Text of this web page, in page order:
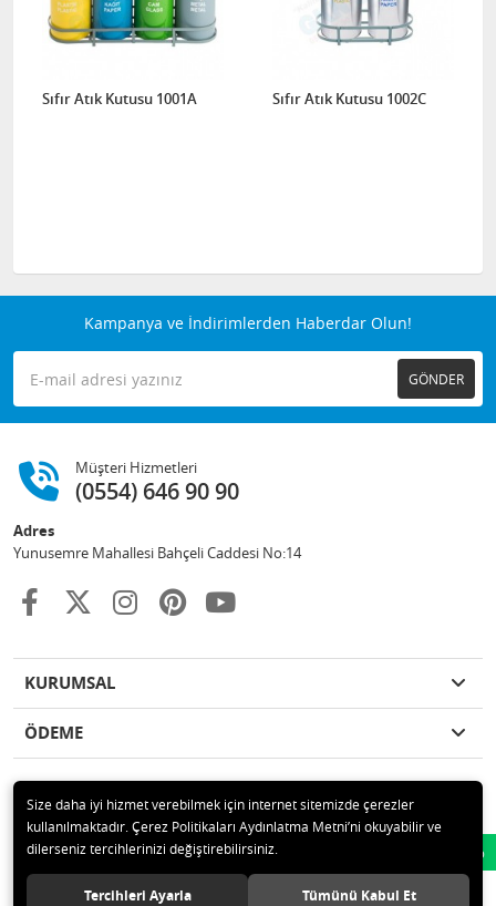
Sıfır Atık Kutusu 1001A Sıfır Atık Kutusu 1002C
Kampanya ve İndirimlerden Haberdar Olun!
GÖNDER
Müşteri Hizmetleri
(0554) 646 90 90
Adres
Yunusemre Mahallesi Bahçeli Caddesi No:14
KURUMSAL
ÖDEME
© 2020 GKN STORE TEMİZLİK MADDELERİ SAN TİC LTD ŞTİ Tüm hakları
saklıdır.
Whatsapp
Size daha iyi hizmet verebilmek için internet sitemizde çerezler
kullanılmaktadır. Çerez Politikaları Aydınlatma Metni’ni okuyabilir ve
dilerseniz tercihlerinizi değiştirebilirsiniz.
Tercihleri Ayarla Tümünü Kabul Et